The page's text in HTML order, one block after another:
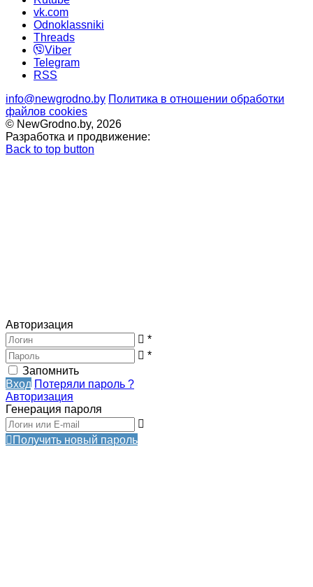
vk.com
Odnoklassniki
Threads
Viber
Telegram
RSS
info@newgrodno.by Политика в отношении обработки
файлов cookies
© NewGrodno.by, 2026
Разработка и продвижение:
Back to top button
Авторизация
*
*
Запомнить
Вход Потеряли пароль ?
Авторизация
Генерация пароля
Получить новый пароль